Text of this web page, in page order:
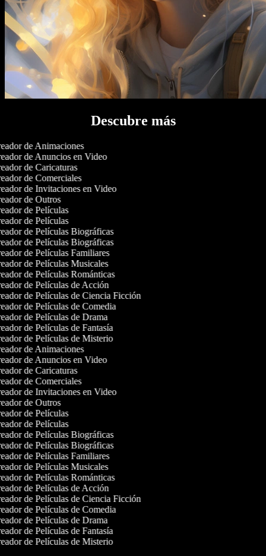
Descubre más
de Animaciones
de Anuncios en Video
de Caricaturas
de Comerciales
de Invitaciones en Video
de Outros
de Películas
de Películas
de Películas Biográficas
de Películas Biográficas
de Películas Familiares
de Películas Musicales
de Películas Románticas
de Películas de Acción
de Películas de Ciencia Ficción
de Películas de Comedia
de Películas de Drama
de Películas de Fantasía
de Películas de Misterio
de Animaciones
de Anuncios en Video
de Caricaturas
de Comerciales
de Invitaciones en Video
de Outros
de Películas
de Películas
de Películas Biográficas
de Películas Biográficas
de Películas Familiares
de Películas Musicales
de Películas Románticas
de Películas de Acción
de Películas de Ciencia Ficción
de Películas de Comedia
de Películas de Drama
de Películas de Fantasía
de Películas de Misterio